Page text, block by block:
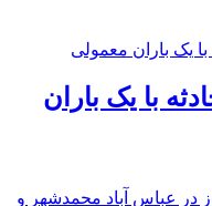
با یک باران